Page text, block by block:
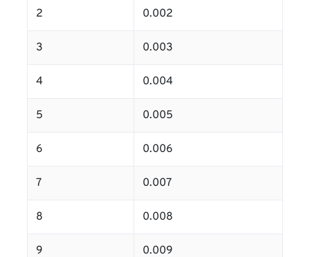
2 0.002
3 0.003
4 0.004
5 0.005
6 0.006
7 0.007
8 0.008
9 0.009